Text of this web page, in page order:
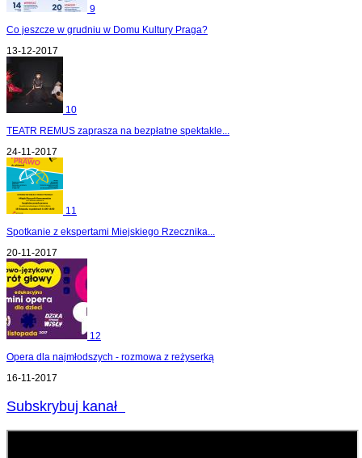
9
Co jeszcze w grudniu w Domu Kultury Praga?
13-12-2017
10
TEATR REMUS zaprasza na bezpłatne spektakle...
24-11-2017
11
Spotkanie z ekspertami Miejskiego Rzecznika...
20-11-2017
12
Opera dla najmłodszych - rozmowa z reżyserką
16-11-2017
Subskrybuj kanał